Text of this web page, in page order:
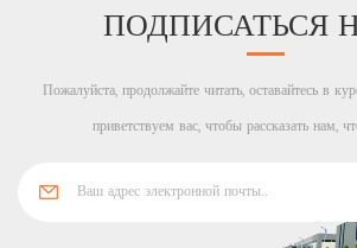
ПОДПИСАТЬСЯ
Пожалуйста, продолжайте читать, оставайтесь в
приветствуем вас, чтобы рассказать нам,